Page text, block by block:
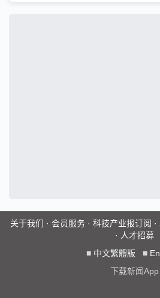
关于我们 · 会员服务· 科技产业报订阅 ·
· 人才招募
■ 中文繁體版 ■
下载新闻App